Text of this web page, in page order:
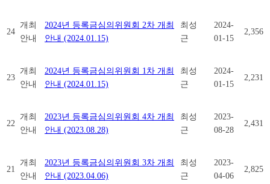
24
개최
안내
2024년 등록금심의위원회 2차 개최
안내 (2024.01.15)
최성
근
2024-
01-15
2,356
23
개최
안내
2024년 등록금심의위원회 1차 개최
안내 (2024.01.15)
최성
근
2024-
01-15
2,231
22
개최
안내
2023년 등록금심의위원회 4차 개최
안내 (2023.08.28)
최성
근
2023-
08-28
2,431
21
개최
안내
2023년 등록금심의위원회 3차 개최
안내 (2023.04.06)
최성
근
2023-
04-06
2,825